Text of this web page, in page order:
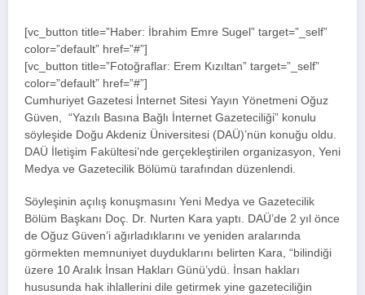
[vc_button title=”Haber: İbrahim Emre Sugel” target=”_self”
color=”default” href=”#”]
[vc_button title=”Fotoğraflar: Erem Kızıltan” target=”_self”
color=”default” href=”#”]
Cumhuriyet Gazetesi İnternet Sitesi Yayın Yönetmeni Oğuz
Güven, “Yazılı Basına Bağlı İnternet Gazeteciliği” konulu
söyleşide Doğu Akdeniz Üniversitesi (DAÜ)’nün konuğu oldu.
DAÜ İletişim Fakültesi’nde gerçekleştirilen organizasyon, Yeni
Medya ve Gazetecilik Bölümü tarafından düzenlendi.
Söyleşinin açılış konuşmasını Yeni Medya ve Gazetecilik
Bölüm Başkanı Doç. Dr. Nurten Kara yaptı. DAÜ’de 2 yıl önce
de Oğuz Güven’i ağırladıklarını ve yeniden aralarında
görmekten memnuniyet duyduklarını belirten Kara, “bilindiği
üzere 10 Aralık İnsan Hakları Günü’ydü. İnsan hakları
hususunda hak ihlallerini dile getirmek yine gazeteciliğin